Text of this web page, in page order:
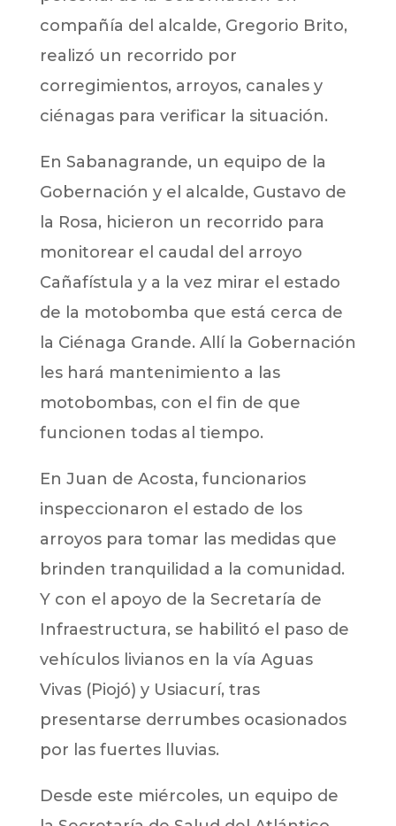
compañía del alcalde, Gregorio Brito,
realizó un recorrido por
corregimientos, arroyos, canales y
ciénagas para verificar la situación.
En Sabanagrande, un equipo de la
Gobernación y el alcalde, Gustavo de
la Rosa, hicieron un recorrido para
monitorear el caudal del arroyo
Cañafístula y a la vez mirar el estado
de la motobomba que está cerca de
la Ciénaga Grande. Allí la Gobernación
les hará mantenimiento a las
motobombas, con el fin de que
funcionen todas al tiempo.
En Juan de Acosta, funcionarios
inspeccionaron el estado de los
arroyos para tomar las medidas que
brinden tranquilidad a la comunidad.
Y con el apoyo de la Secretaría de
Infraestructura, se habilitó el paso de
vehículos livianos en la vía Aguas
Vivas (Piojó) y Usiacurí, tras
presentarse derrumbes ocasionados
por las fuertes lluvias.
Desde este miércoles, un equipo de